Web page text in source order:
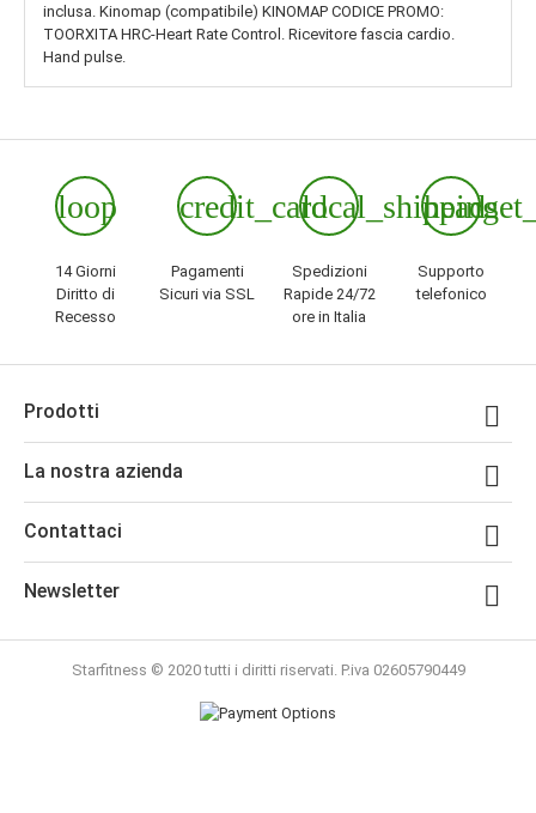
inclusa. Kinomap (compatibile) KINOMAP CODICE PROMO:
TOORXITA HRC-Heart Rate Control. Ricevitore fascia cardio.
Hand pulse.
loop
14 Giorni
Diritto di
Recesso
credit_card
Pagamenti
Sicuri via SSL
local_shipping
Spedizioni
Rapide 24/72
ore in Italia
Supporto
telefonico
Prodotti 
La nostra azienda 
Contattaci 
Newsletter 
Starfitness © 2020 tutti i diritti riservati. P.iva 02605790449